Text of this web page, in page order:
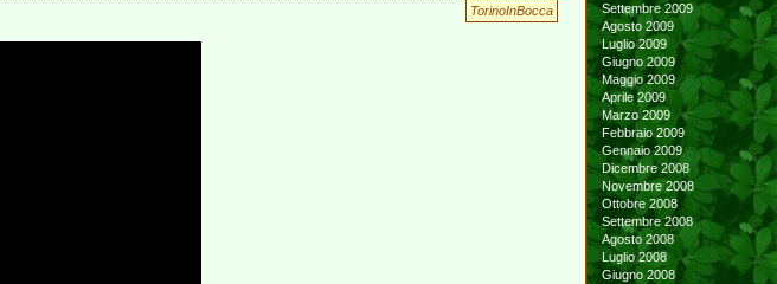
TorinoInBocca
Settembre 2009
Agosto 2009
Luglio 2009
Giugno 2009
Maggio 2009
Aprile 2009
Marzo 2009
Febbraio 2009
Gennaio 2009
Dicembre 2008
Novembre 2008
Ottobre 2008
Settembre 2008
Agosto 2008
Luglio 2008
Giugno 2008